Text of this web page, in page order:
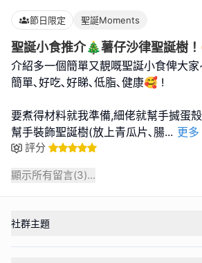
節日限定 聖誕Moments
聖誕小食推介🎄薯仔沙律聖誕樹
介紹多一個簡單又靚嘅聖誕小食俾大家
簡單､好吃､好睇､低脂､健康🥰 !
要煮得材料就我準備,細佬就幫手搣蛋
幫手裝飾聖誕樹(放上青瓜片､腸... 更多
評分
顯示所有留言(3)...
社群主題